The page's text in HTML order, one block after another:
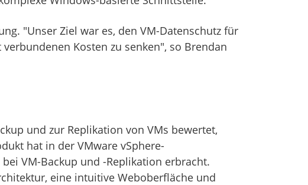
"Unser Ziel war es, den VM-Datenschutz für
Kosten zu senken", so Brendan
und zur Replikation von VMs bewertet,
hat in der VMware vSphere-
VM-Backup und -Replikation erbracht.
eine intuitive Weboberfläche und